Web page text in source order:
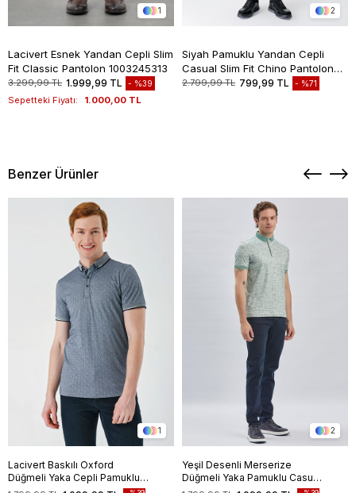
1
Lacivert Esnek Yandan Cepli Slim
Fit Classic Pantolon 1003245313
3.299,99 TL 1.999,99 TL %39
Sepetteki Fiyatı: 1.000,00 TL
2
Siyah Pamuklu Yandan Cepli
Casual Slim Fit Chino Pantolon
1003235117
2.799,99 TL 799,99 TL %71
Benzer Ürünler
1
Lacivert Baskılı Oxford
Düğmeli Yaka Cepli Pamuklu
Casual Slim Fit Dar Kesim
2
Yeşil Desenli Merserize
Düğmeli Yaka Pamuklu Casual
Slim Fit Dar Kesim Tişört